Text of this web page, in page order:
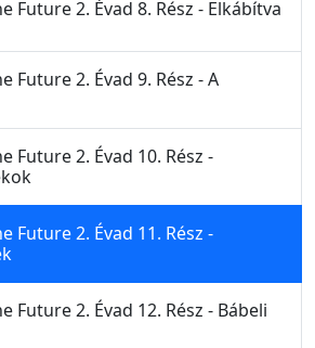
Future 2. Évad 8. Rész - Elkábítva
Future 2. Évad 9. Rész - A
Future 2. Évad 10. Rész -
Future 2. Évad 11. Rész -
Future 2. Évad 12. Rész - Bábeli